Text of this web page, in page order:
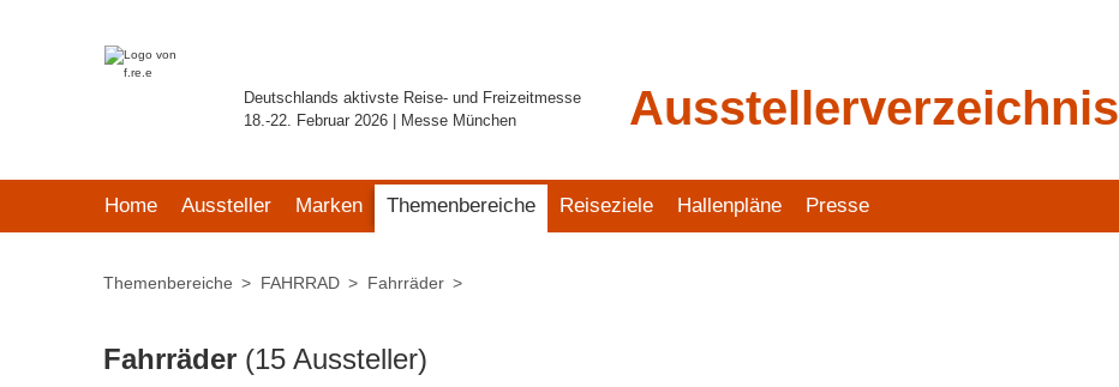
Deutschlands aktivste Reise- und Freizeitmesse
18.-22. Februar 2026 | Messe München
Ausstellerverzeichnis
Home Aussteller Marken Themenbereiche Reiseziele Hallenpläne Presse
Themenbereiche FAHRRAD Fahrräder
Fahrräder (15 Aussteller)